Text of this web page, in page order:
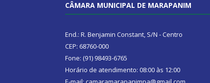
CÂMARA MUNICIPAL DE MARAPANIM
End.: R. Benjamin Constant, S/N - Centro
CEP: 68760-000
Fone: (91) 98493-6765
Horário de atendimento: 08:00 às 12:00